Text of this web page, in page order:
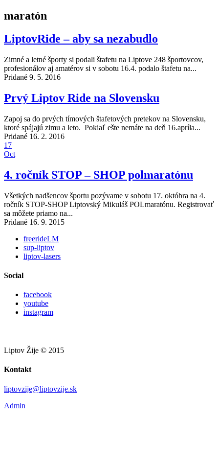
maratón
LiptovRide – aby sa nezabudlo
Zimné a letné športy si podali štafetu na Liptove 248 športovcov,
profesionálov aj amatérov si v sobotu 16.4. podalo štafetu na...
Pridané 9. 5. 2016
Prvý Liptov Ride na Slovensku
Zapoj sa do prvých tímových štafetových pretekov na Slovensku,
ktoré spájajú zimu a leto. Pokiaľ ešte nemáte na deň 16.apríla...
Pridané 16. 2. 2016
17
Oct
4. ročník STOP – SHOP polmaratónu
Všetkých nadšencov športu pozývame v sobotu 17. októbra na 4.
ročník STOP-SHOP Liptovský Mikuláš POLmaratónu. Registrovať
sa môžete priamo na...
Pridané 16. 9. 2015
freerideLM
sup-liptov
liptov-lasers
Social
facebook
youtube
instagram
Liptov Žije © 2015
Kontakt
liptovzije@liptovzije.sk
Admin